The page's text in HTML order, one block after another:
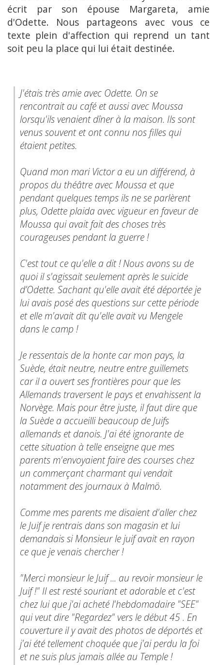
écrit par son épouse Margareta, amie
d'Odette. Nous partageons avec vous ce
texte plein d'affection qui reprend un tant
soit peu la place qui lui était destinée.
J'étais très amie avec Odette. On se
rencontrait au café et aussi avec Moussa
lorsqu'ils venaient dîner à la maison. Ils sont
venus souvent et ont connu nos filles qui
étaient petites.
Quand mon mari Victor a eu un différend, à
propos du théâtre avec Moussa et que
pendant quelques temps ils ne se parlèrent
plus, Odette plaida avec vigueur en faveur de
Moussa qui avait fait des choses très
courageuses pendant la guerre !
C'est tout ce qu'elle a dit ! Nous avons su de
quoi il s'agissait seulement après le suicide
d’Odette. Sachant qu'elle avait été déportée je
lui avais posé des questions sur cette période
et elle m'avait dit qu'elle avait vu Mengele
dans le camp !
Je ressentais de la honte car mon pays, la
Suède, était neutre, neutre entre guillemets
car il a ouvert ses frontières pour que les
Allemands traversent le pays et envahissent la
Norvège. Mais pour être juste, il faut dire que
la Suède a accueilli beaucoup de Juifs
allemands et danois. J'ai été ignorante de
cette situation à telle enseigne que mes
parents m'envoyaient faire des courses chez
un commerçant charmant qui vendait
notamment des journaux à Malmö.
Comme mes parents me disaient d'aller chez
le Juif je rentrais dans son magasin et lui
demandais si Monsieur le juif avait en rayon
ce que je venais chercher !
"Merci monsieur le Juif ... au revoir monsieur le
Juif !" Il est resté souriant et adorable et c'est
chez lui que j'ai acheté l'hebdomadaire "SEE"
qui veut dire "Regardez" vers le début 45 . En
couverture il y avait des photos de déportés et
j'ai été tellement choquée que j'ai perdu la foi
et ne suis plus jamais allée au Temple !